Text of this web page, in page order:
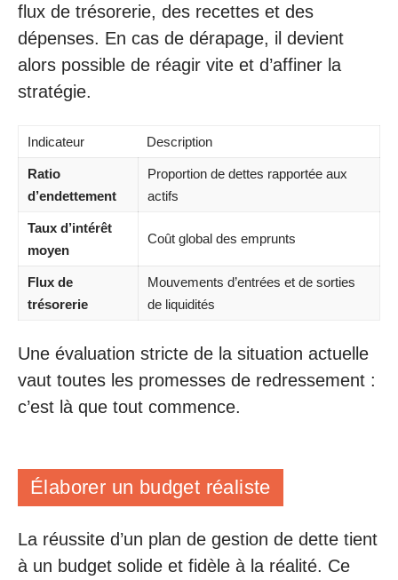
flux de trésorerie, des recettes et des
dépenses. En cas de dérapage, il devient
alors possible de réagir vite et d’affiner la
stratégie.
Indicateur Description
Ratio
d’endettement
Proportion de dettes rapportée aux
actifs
Taux d’intérêt
moyen
Coût global des emprunts
Flux de
trésorerie
Mouvements d’entrées et de sorties
de liquidités
Une évaluation stricte de la situation actuelle
vaut toutes les promesses de redressement :
c’est là que tout commence.
Élaborer un budget réaliste
La réussite d’un plan de gestion de dette tient
à un budget solide et fidèle à la réalité. Ce